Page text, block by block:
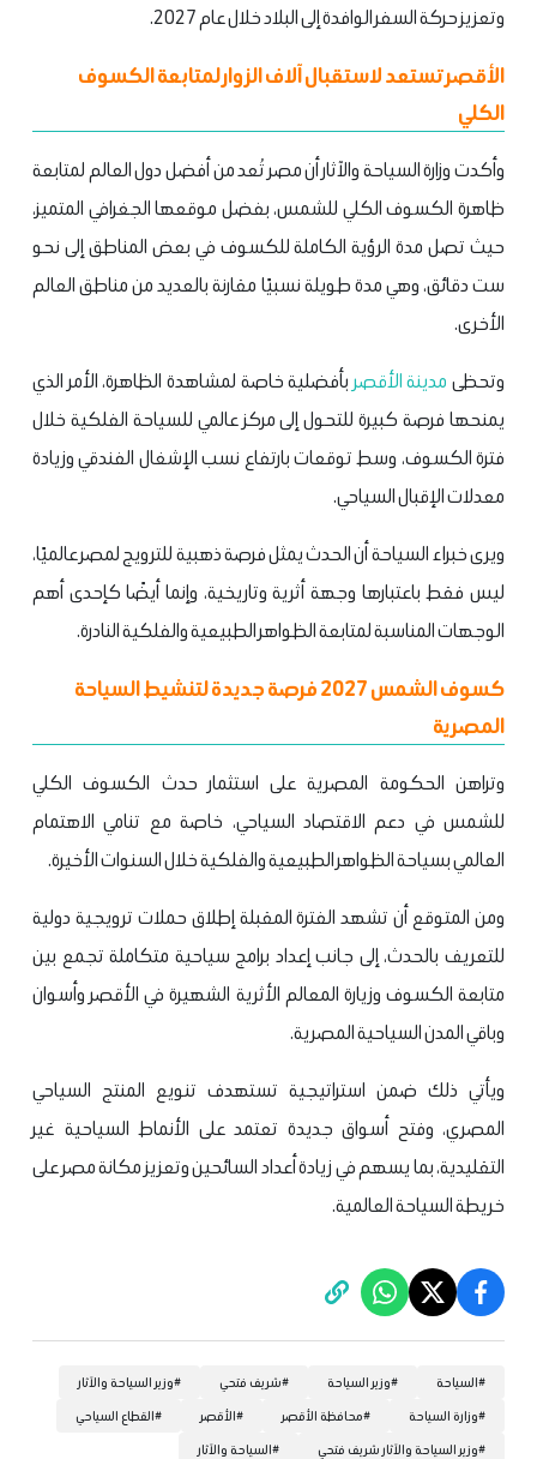
وتعزيز حركة السفر الوافدة إلى البلاد خلال عام 2027.
الأقصر تستعد لاستقبال آلاف الزوار لمتابعة الكسوف
الكلي
وأكدت وزارة السياحة والآثار أن مصر تُعد من أفضل دول العالم لمتابعة
ظاهرة الكسوف الكلي للشمس، بفضل موقعها الجغرافي المتميز،
حيث تصل مدة الرؤية الكاملة للكسوف في بعض المناطق إلى نحو
ست دقائق، وهي مدة طويلة نسبيًا مقارنة بالعديد من مناطق العالم
الأخرى.
وتحظى مدينة الأقصر بأفضلية خاصة لمشاهدة الظاهرة، الأمر الذي
يمنحها فرصة كبيرة للتحول إلى مركز عالمي للسياحة الفلكية خلال
فترة الكسوف، وسط توقعات بارتفاع نسب الإشغال الفندقي وزيادة
معدلات الإقبال السياحي.
ويرى خبراء السياحة أن الحدث يمثل فرصة ذهبية للترويج لمصر عالميًا،
ليس فقط باعتبارها وجهة أثرية وتاريخية، وإنما أيضًا كإحدى أهم
الوجهات المناسبة لمتابعة الظواهر الطبيعية والفلكية النادرة.
كسوف الشمس 2027 فرصة جديدة لتنشيط السياحة
المصرية
وتراهن الحكومة المصرية على استثمار حدث الكسوف الكلي
للشمس في دعم الاقتصاد السياحي، خاصة مع تنامي الاهتمام
العالمي بسياحة الظواهر الطبيعية والفلكية خلال السنوات الأخيرة.
ومن المتوقع أن تشهد الفترة المقبلة إطلاق حملات ترويجية دولية
للتعريف بالحدث، إلى جانب إعداد برامج سياحية متكاملة تجمع بين
متابعة الكسوف وزيارة المعالم الأثرية الشهيرة في الأقصر وأسوان
وباقي المدن السياحية المصرية.
ويأتي ذلك ضمن استراتيجية تستهدف تنويع المنتج السياحي
المصري، وفتح أسواق جديدة تعتمد على الأنماط السياحية غير
التقليدية، بما يسهم في زيادة أعداد السائحين وتعزيز مكانة مصر على
خريطة السياحة العالمية.
#السياحة #وزير السياحة #شريف فتحي #وزير السياحة والآثار
#وزارة السياحة #محافظة الأقصر #الأقصر #القطاع السياحي
#وزير السياحة والآثار شريف فتحي #السياحة والآثار